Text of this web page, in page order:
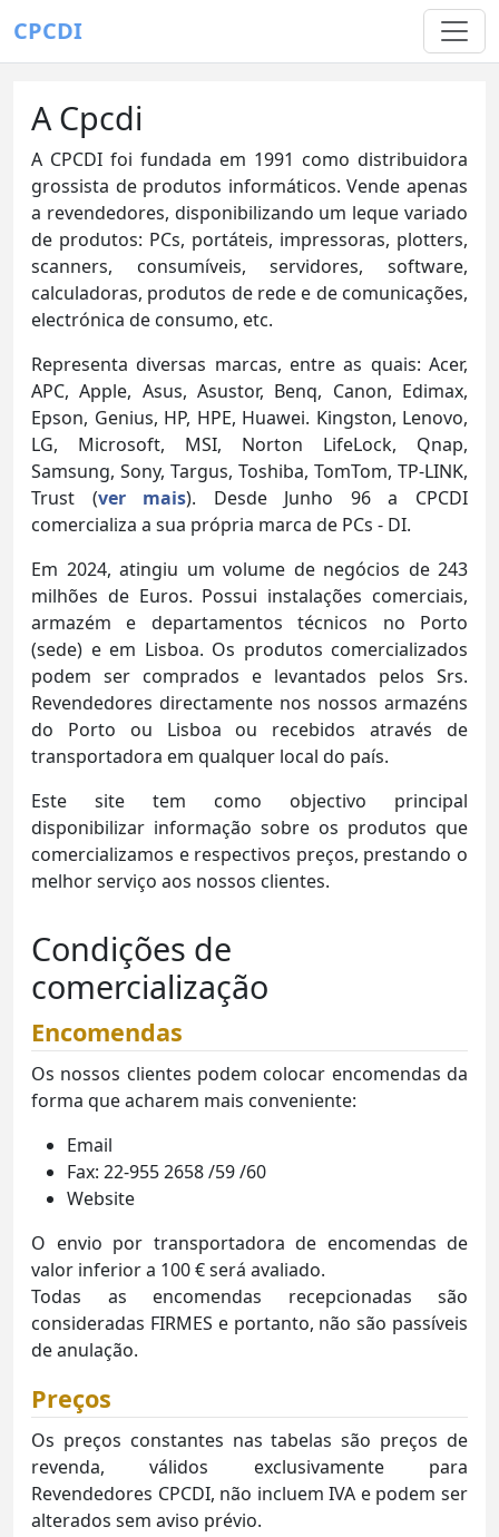
CPCDI
A Cpcdi
A CPCDI foi fundada em 1991 como distribuidora
grossista de produtos informáticos. Vende apenas
a revendedores, disponibilizando um leque variado
de produtos: PCs, portáteis, impressoras, plotters,
scanners, consumíveis, servidores, software,
calculadoras, produtos de rede e de comunicações,
electrónica de consumo, etc.
Representa diversas marcas, entre as quais: Acer,
APC, Apple, Asus, Asustor, Benq, Canon, Edimax,
Epson, Genius, HP, HPE, Huawei. Kingston, Lenovo,
LG, Microsoft, MSI, Norton LifeLock, Qnap,
Samsung, Sony, Targus, Toshiba, TomTom, TP-LINK,
Trust (ver mais). Desde Junho 96 a CPCDI
comercializa a sua própria marca de PCs - DI.
Em 2024, atingiu um volume de negócios de 243
milhões de Euros. Possui instalações comerciais,
armazém e departamentos técnicos no Porto
(sede) e em Lisboa. Os produtos comercializados
podem ser comprados e levantados pelos Srs.
Revendedores directamente nos nossos armazéns
do Porto ou Lisboa ou recebidos através de
transportadora em qualquer local do país.
Este site tem como objectivo principal
disponibilizar informação sobre os produtos que
comercializamos e respectivos preços, prestando o
melhor serviço aos nossos clientes.
Condições de
comercialização
Encomendas
Os nossos clientes podem colocar encomendas da
forma que acharem mais conveniente:
Email
Fax: 22-955 2658 /59 /60
Website
O envio por transportadora de encomendas de
valor inferior a 100 € será avaliado.
Todas as encomendas recepcionadas são
consideradas FIRMES e portanto, não são passíveis
de anulação.
Preços
Os preços constantes nas tabelas são preços de
revenda, válidos exclusivamente para
Revendedores CPCDI, não incluem IVA e podem ser
alterados sem aviso prévio.